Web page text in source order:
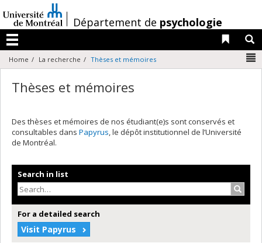
au
contenu
/Département de psychologie
Menu
Liens
Home La recherche Thèses et mémoires
Thèses et mémoires
Des thèses et mémoires de nos étudiant(e)s sont conservés et
consultables dans Papyrus, le dépôt institutionnel de l’Université
de Montréal.
Search in list
For a detailed search
Visit Papyrus